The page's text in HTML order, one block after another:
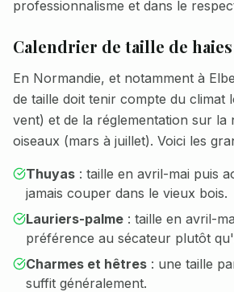
professionnalisme et dans le
Calendrier de taille de haies
En Normandie, et notamment à
de taille doit tenir compte du climat
vent) et de la réglementation sur la
oiseaux (mars à juillet). Voici les
Thuyas : taille en avril-mai puis
jamais couper dans le vieux bois.
Lauriers-palme : taille en avril-
préférence au sécateur plutôt
Charmes et hêtres : une taille
suffit généralement.